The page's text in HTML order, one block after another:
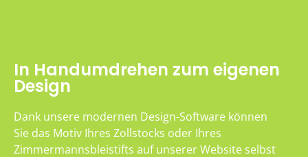
In Handumdrehen zum eigenen
Design
Dank unsere modernen Design-Software können
Sie das Motiv Ihres Zollstocks oder Ihres
Zimmermannsbleistifts auf unserer Website selbst